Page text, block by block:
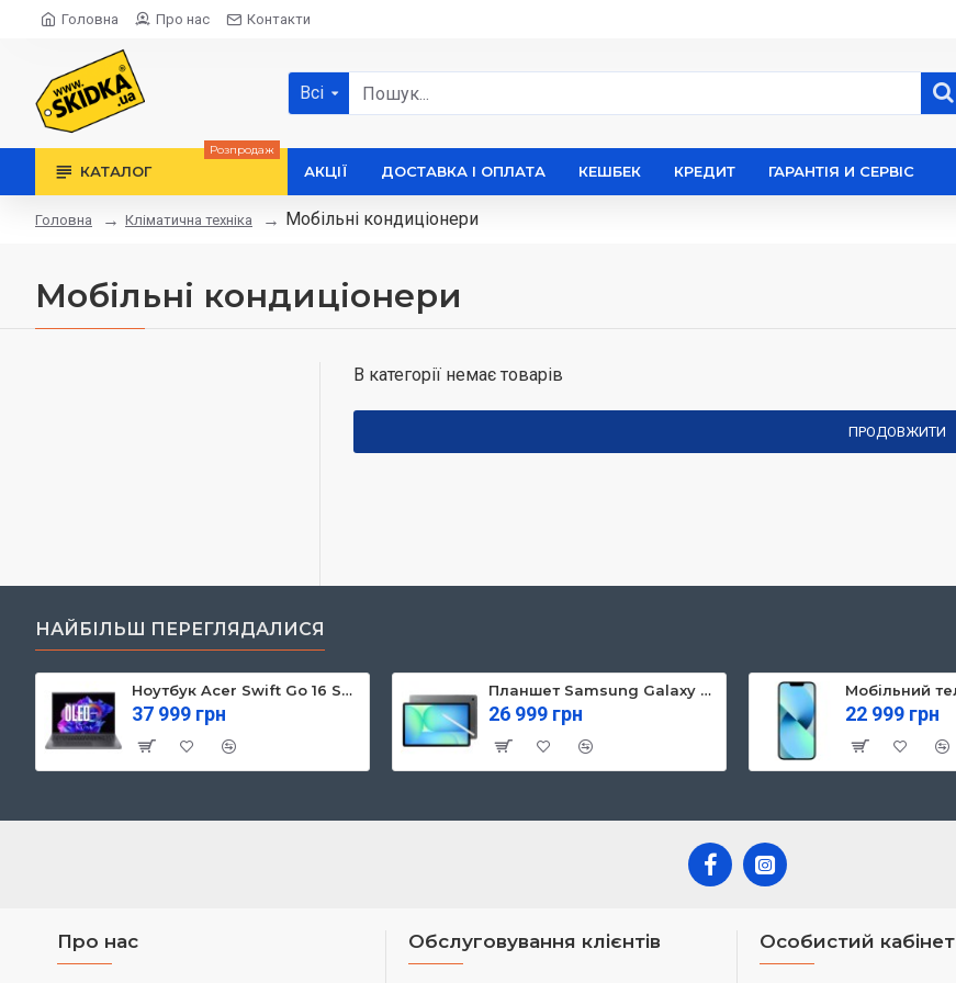
Головна Про нас Контакти
Всі
КАТАЛОГ
Розпродаж
АКЦІЇ ДОСТАВКА І ОПЛАТА КЕШБЕК КРЕДИТ ГАРАНТІЯ И СЕРВІС
Головна Кліматична техніка Мобільні кондиціонери
Мобільні кондиціонери
В категорії немає товарів
ПРОДОВЖИТИ
НАЙБІЛЬШ ПЕРЕГЛЯДАЛИСЯ
Ноутбук Acer Swift Go 16 SFG16-71 (NX.KVZEU.003)
37 999 грн
Планшет Samsung Galaxy Tab S10 FE 5G 8/128GB Gray (SM-X526BZAREUC)
26 999 грн 22 999 грн
Про нас Обслуговування клієнтів Особистий кабінет